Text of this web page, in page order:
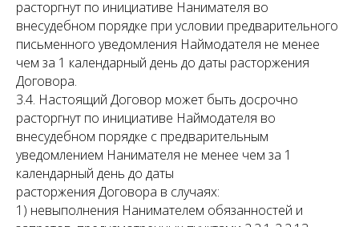
расторгнут по инициативе Нанимателя во
внесудебном порядке при условии предварительного
письменного уведомления Наймодателя не менее
чем за 1 календарный день до даты расторжения
Договора.
3.4. Настоящий Договор может быть досрочно
расторгнут по инициативе Наймодателя во
внесудебном порядке с предварительным
уведомлением Нанимателя не менее чем за 1
календарный день до даты
расторжения Договора в случаях:
1) невыполнения Нанимателем обязанностей и